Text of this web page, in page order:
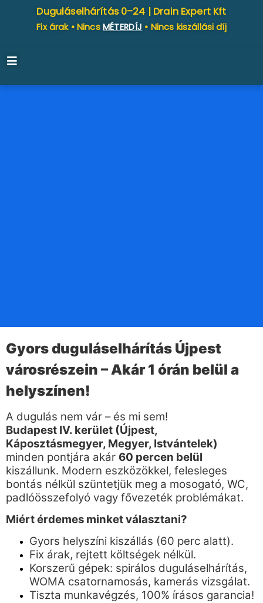
Duguláselhárítás 0–24 | Drain Expert Kft
Fix árak • Nincs MÉTERDÍJ • Nincs kiszállási díj
Gyors duguláselhárítás Újpest
városrészein – Akár 1 órán belül a
helyszínen!
A dugulás nem vár – és mi sem!
Budapest IV. kerület (Újpest,
Káposztásmegyer, Megyer, Istvántelek)
minden pontjára akár 60 percen belül
kiszállunk. Modern eszközökkel, felesleges
bontás nélkül szüntetjük meg a mosogató, WC,
padlóösszefolyó vagy fővezeték problémákat.
Miért érdemes minket választani?
Gyors helyszíni kiszállás (60 perc alatt).
Fix árak, rejtett költségek nélkül.
Korszerű gépek: spirálos duguláselhárítás,
WOMA csatornamosás, kamerás vizsgálat.
Tiszta munkavégzés, 100% írásos garancia!